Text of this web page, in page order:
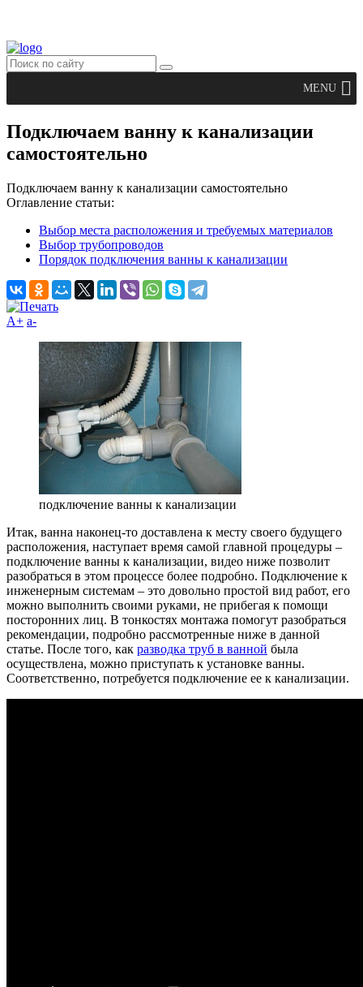
MENU
Подключаем ванну к канализации
самостоятельно
Подключаем ванну к канализации самостоятельно
Оглавление статьи:
Выбор места расположения и требуемых материалов
Выбор трубопроводов
Порядок подключения ванны к канализации
A+ а-
подключение ванны к канализации
Итак, ванна наконец-то доставлена к месту своего будущего
расположения, наступает время самой главной процедуры –
подключение ванны к канализации, видео ниже позволит
разобраться в этом процессе более подробно. Подключение к
инженерным системам – это довольно простой вид работ, его
можно выполнить своими руками, не прибегая к помощи
посторонних лиц. В тонкостях монтажа помогут разобраться
рекомендации, подробно рассмотренные ниже в данной
статье. После того, как разводка труб в ванной была
осуществлена, можно приступать к установке ванны.
Соответственно, потребуется подключение ее к канализации.